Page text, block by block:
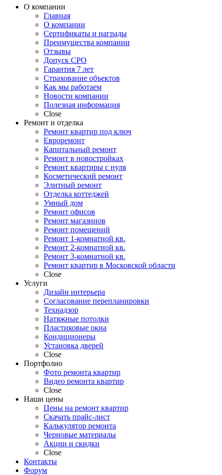
Ребята серьезные и контора у них
профессиональная. Рекомендую!
О компании
Главная
О компании
Сертификаты и награды
Преимущества компании
Oтзывы
Допуск СРО
Гарантия 7 лет
Страхование объектов
Как мы работаем
Новости компании
Полезная информация
Close
Ремонт и отделка
Ремонт квартир под ключ
Евроремонт
Капитальный ремонт
Ремонт в новостройках
Ремонт квартиры с нуля
Косметический ремонт
Элитный ремонт
Отделка коттеджей
Умный дом
Ремонт офисов
Ремонт магазинов
Ремонт помещений
Ремонт 1-комнатной кв.
Ремонт 2-комнатной кв.
Ремонт 3-комнатной кв.
Ремонт квартир в Московской области
Close
Услуги
Дизайн интерьера
Согласование перепланировки
Технадзор
Натяжные потолки
Пластиковые окна
Кондиционеры
Установка дверей
Close
Портфолио
Фото ремонта квартир
Видео ремонта квартир
Close
Наши цены
Цены на ремонт квартир
Скачать прайс-лист
Калькулятор ремонта
Черновые материалы
Акции и скидки
Close
Контакты
Форум